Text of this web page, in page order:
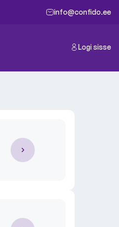
info@confido.ee
Logi sisse